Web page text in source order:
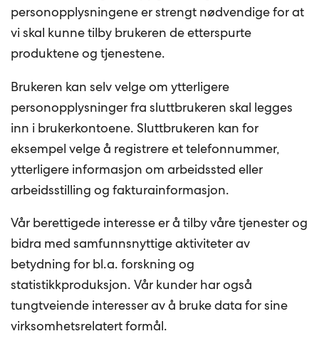
personopplysningene er strengt nødvendige for at
vi skal kunne tilby brukeren de etterspurte
produktene og tjenestene.
Brukeren kan selv velge om ytterligere
personopplysninger fra sluttbrukeren skal legges
inn i brukerkontoene. Sluttbrukeren kan for
eksempel velge å registrere et telefonnummer,
ytterligere informasjon om arbeidssted eller
arbeidsstilling og fakturainformasjon.
Vår berettigede interesse er å tilby våre tjenester og
bidra med samfunnsnyttige aktiviteter av
betydning for bl.a. forskning og
statistikkproduksjon. Vår kunder har også
tungtveiende interesser av å bruke data for sine
virksomhetsrelatert formål.